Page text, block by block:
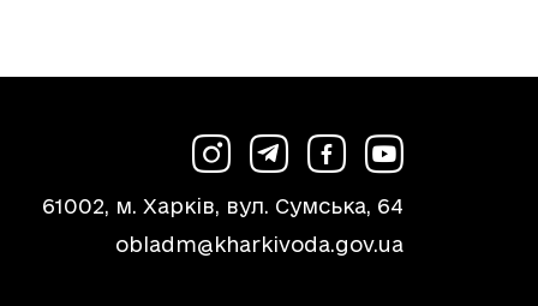
61002, м. Харків, вул. Сумська, 64
obladm@kharkivoda.gov.ua